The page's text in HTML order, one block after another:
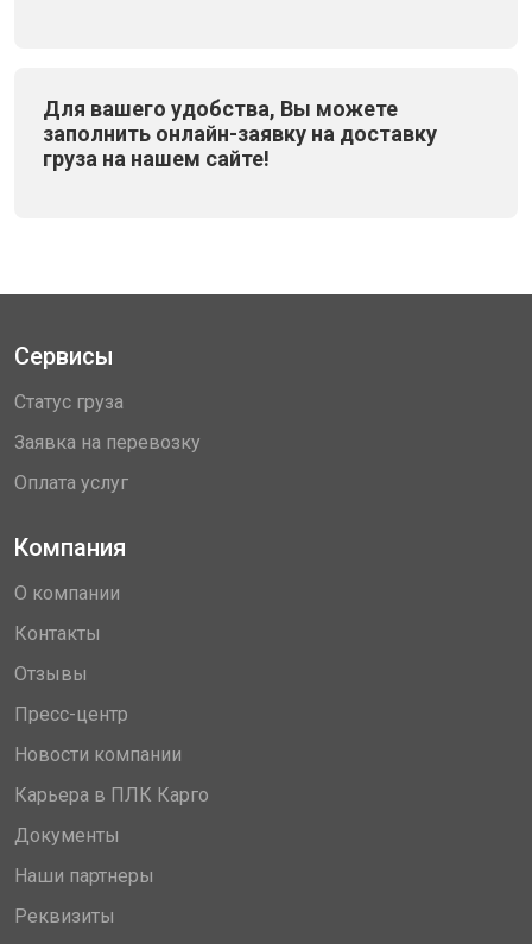
Для вашего удобства, Вы можете
заполнить онлайн-заявку на доставку
груза на нашем сайте!
Сервисы
Статус груза
Заявка на перевозку
Оплата услуг
Компания
О компании
Контакты
Отзывы
Пресс-центр
Новости компании
Карьера в ПЛК Карго
Документы
Наши партнеры
Реквизиты